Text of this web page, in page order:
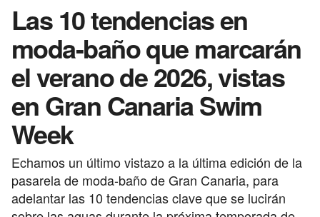
Las 10 tendencias en
moda-baño que marcarán
el verano de 2026, vistas
en Gran Canaria Swim
Week
Echamos un último vistazo a la última edición de la
pasarela de moda-baño de Gran Canaria, para
adelantar las 10 tendencias clave que se lucirán